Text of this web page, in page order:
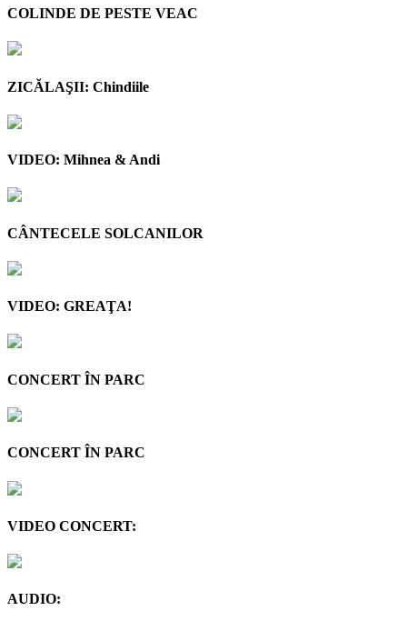
COLINDE DE PESTE VEAC
ZICĂLAŞII: Chindiile
VIDEO: Mihnea & Andi
CÂNTECELE SOLCANILOR
VIDEO: GREAŢA!
CONCERT ÎN PARC
CONCERT ÎN PARC
VIDEO CONCERT:
AUDIO: